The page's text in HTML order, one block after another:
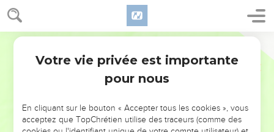
NE MANQUEZ PAS L’ÉVÉNEMENT
DE L’ANNÉE !
Votre vie privée est importante
pour nous
En cliquant sur le bouton « Accepter tous les cookies », vous
acceptez que TopChrétien utilise des traceurs (comme des